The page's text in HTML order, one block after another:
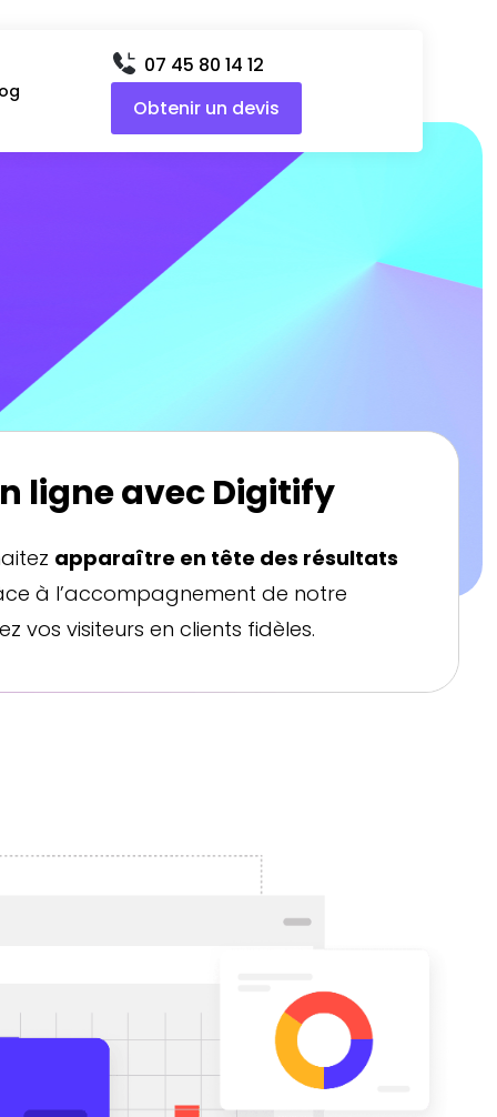
07 45 80 14 12
Obtenir un devis
ligne avec Digitify
apparaître en tête des résultats
à l’accompagnement de notre
vos visiteurs en clients fidèles.